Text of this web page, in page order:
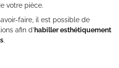
votre pièce.
faire, il est possible de
afin d’habiller esthétiquement
.